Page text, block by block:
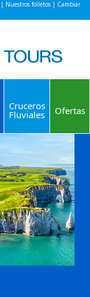
| Nuestros folletos | Cambiar
Cruceros
Fluviales Ofertas